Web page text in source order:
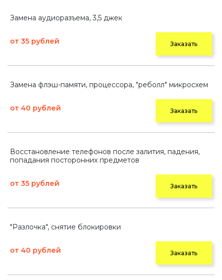
Замена аудиоразъема, 3,5 джек
от 35 рублей Заказать
Замена флэш-памяти, процессора, "реболл" микросхем
от 40 рублей Заказать
Восстановление телефонов после залития, падения,
попадания посторонних предметов
от 35 рублей Заказать
"Разлочка", снятие блокировки
от 40 рублей Заказать